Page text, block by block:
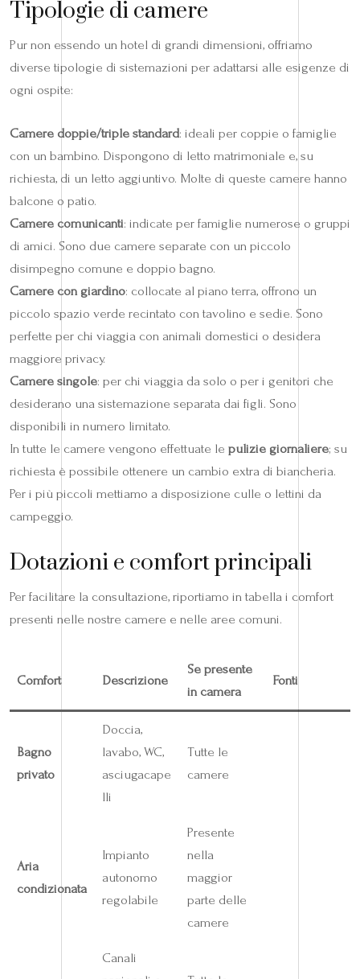
Tipologie di camere
Pur non essendo un hotel di grandi dimensioni, offriamo
diverse tipologie di sistemazioni per adattarsi alle esigenze di
ogni ospite:
Camere doppie/triple standard: ideali per coppie o famiglie
con un bambino. Dispongono di letto matrimoniale e, su
richiesta, di un letto aggiuntivo. Molte di queste camere hanno
balcone o patio.
Camere comunicanti: indicate per famiglie numerose o gruppi
di amici. Sono due camere separate con un piccolo
disimpegno comune e doppio bagno.
Camere con giardino: collocate al piano terra, offrono un
piccolo spazio verde recintato con tavolino e sedie. Sono
perfette per chi viaggia con animali domestici o desidera
maggiore privacy.
Camere singole: per chi viaggia da solo o per i genitori che
desiderano una sistemazione separata dai figli. Sono
disponibili in numero limitato.
In tutte le camere vengono effettuate le pulizie giornaliere; su
richiesta è possibile ottenere un cambio extra di biancheria.
Per i più piccoli mettiamo a disposizione culle o lettini da
campeggio.
Dotazioni e comfort principali
Per facilitare la consultazione, riportiamo in tabella i comfort
presenti nelle nostre camere e nelle aree comuni.
Comfort Descrizione
Se presente
in camera
Fonti
Bagno
privato
Doccia,
lavabo, WC,
asciugacape
lli
Tutte le
camere
Aria
condizionata
Impianto
autonomo
regolabile
Presente
nella
maggior
parte delle
camere
Canali